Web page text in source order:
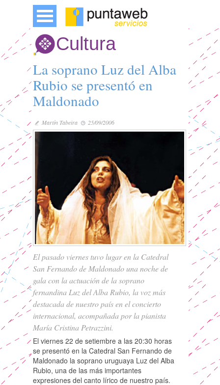
Cultura
La soprano Luz del Alba
Rubio se presentó en
Maldonado
Martín Tabeira 25/09/2006
El pasado viernes tuvo lugar en la Catedral
San Fernando de Maldonado una noche de
gala con la actuación de la soprano
fernandina Luz del Alba Rubio, la voz más
destacada de nuestro país en el concierto
internacional, acompañada por la pianista
María Cristina Petrazzini.
El viernes 22 de setiembre a las 20:30 horas
se presentó en la Catedral San Fernando de
Maldonado la soprano uruguaya Luz del Alba
Rubio, una de las más importantes
expresiones del canto lírico de nuestro país.